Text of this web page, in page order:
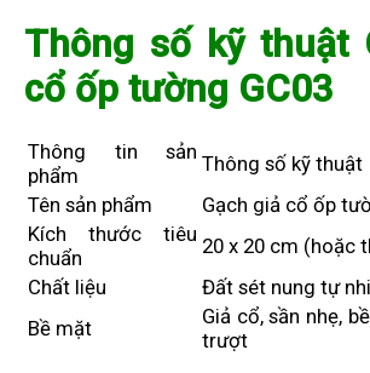
Thông số kỹ thuật
cổ ốp tường GC03
Thông tin sản
phẩm
Thông số kỹ thuật
Tên sản phẩm
Gạch giả cổ ốp
Kích thước tiêu
chuẩn
20 x 20 cm (hoặc
Chất liệu
Đất sét nung tự
Bề mặt
Giả cổ, sần nhẹ,
trượt